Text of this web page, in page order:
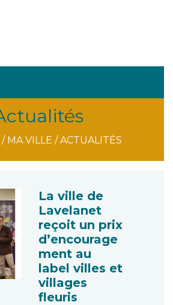
/ MA VILLE /ACTUALITÉS
La ville de
Lavelanet
reçoit un prix
d’encourage
ment au
label villes et
villages
fleuris